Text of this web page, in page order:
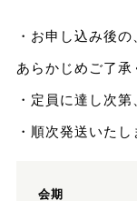
・お申し込み後
あらかじめご了承
・定員に達し次
・順次発送いたし
会期